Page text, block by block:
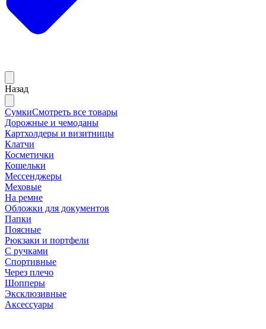
Назад
СумкиСмотреть все товары
Дорожные и чемоданы
Картхолдеры и визитницы
Клатчи
Косметички
Кошельки
Мессенджеры
Меховые
На ремне
Обложки для документов
Папки
Поясные
Рюкзаки и портфели
С ручками
Спортивные
Через плечо
Шопперы
Эксклюзивные
Аксессуары